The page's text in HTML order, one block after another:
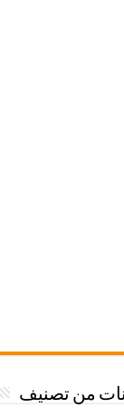
من تصنيف